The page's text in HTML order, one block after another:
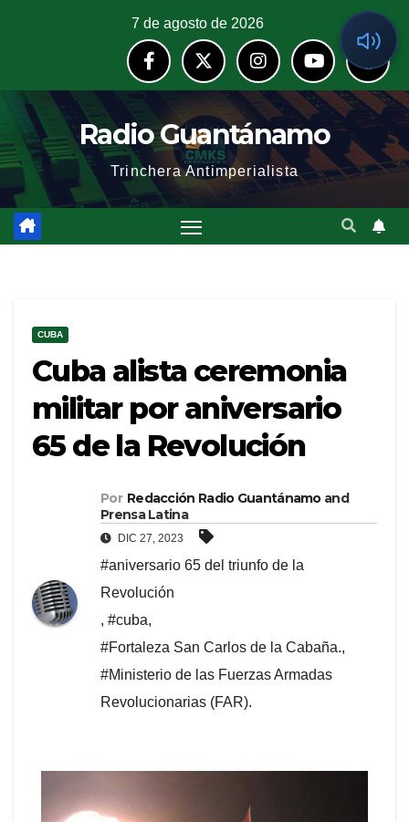
7 de agosto de 2026
Radio Guantánamo
Trinchera Antimperialista
CUBA
Cuba alista ceremonia
militar por aniversario
65 de la Revolución
Por Redacción Radio Guantánamoand
Prensa Latina
DIC 27, 2023
#aniversario 65 del triunfo de la
Revolución
, #cuba,
#Fortaleza San Carlos de la Cabaña.,
#Ministerio de las Fuerzas Armadas
Revolucionarias (FAR).